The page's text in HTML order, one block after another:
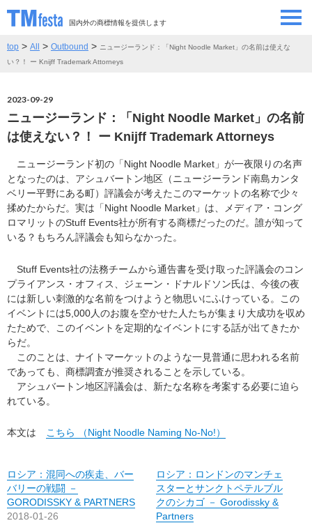
国内外の商標情報を提供します
SEMINAR/EVENT
CONTRIBUTORS 情報提供者
CONTACT お問い合わせ
top > All > Outbound > ニュージーランド：「Night Noodle Market」の名前は使えな
い？！ ー Knijff Trademark Attorneys
2023-09-29
ニュージーランド：「Night Noodle Market」の名前
は使えない？！ ー Knijff Trademark Attorneys
ニュージーランド初の「Night Noodle Market」が一夜限りの名声
となったのは、アシュバートン地区（ニュージーランド南島カンタ
ベリー平野にある町）評議会が考えたこのマーケットの名称で少々
揉めたからだ。実は「Night Noodle Market」は、メディア・コング
ロマリットのStuff Events社が所有する商標だったのだ。誰が知って
いる？もちろん評議会も知らなかった。
Stuff Events社の法務チームから通告書を受け取った評議会のコン
プライアンス・オフィス、ジェーン・ドナルドソン氏は、今後の夜
には新しい刺激的な名前をつけようと物思いにふけっている。この
イベントには5,000人のお腹を空かせた人たちが集まり大成功を収め
たためで、このイベントを定期的なイベントにする話が出てきたか
らだ。
このことは、ナイトマーケットのような一見普通に思われる名前
であっても、商標調査が推奨されることを示している。
アシュバートン地区評議会は、新たな名称を考案する必要に迫ら
れている。
本文は こちら （Night Noodle Naming No-No!）
ロシア：混同への疾走、バー
バリーの戦闘 －
GORODISSKY & PARTNERS
2018-01-26
ロシア：ロンドンのマンチェ
スターとサンクトペテルブル
クのシカゴ － Gorodissky &
Partners